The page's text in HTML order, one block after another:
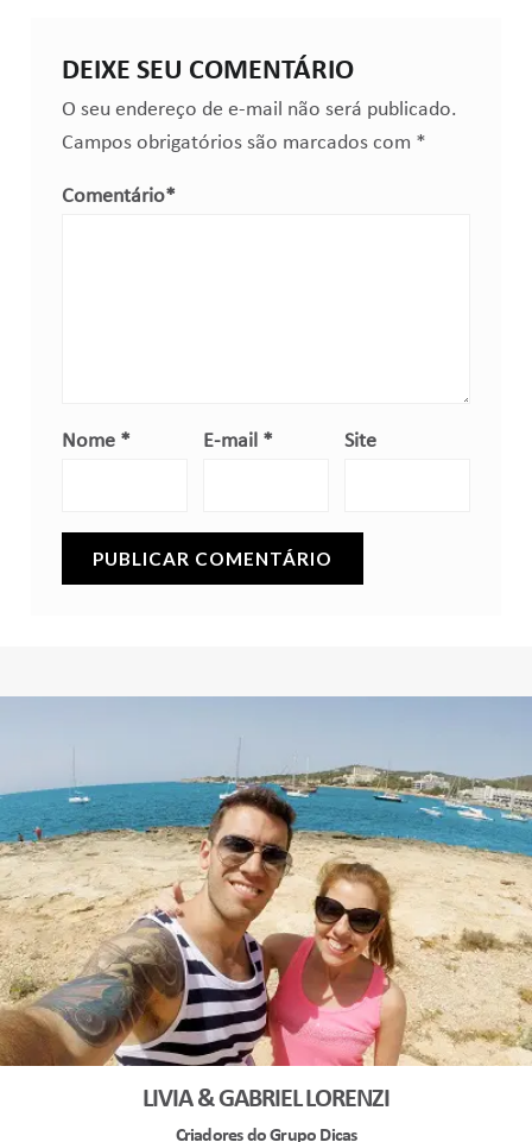
DEIXE SEU COMENTÁRIO
O seu endereço de e-mail não será publicado.
Campos obrigatórios são marcados com *
Comentário*
Nome * E-mail * Site
LIVIA & GABRIEL LORENZI
Criadores do Grupo Dicas